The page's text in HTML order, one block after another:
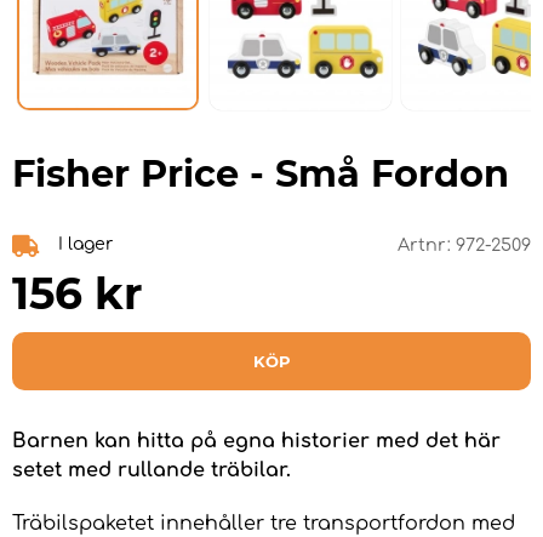
Fisher Price - Små Fordon
I lager Artnr: 972-2509
156 kr
KÖP
Barnen kan hitta på egna historier med det här
setet med rullande träbilar.
Träbilspaketet innehåller tre transportfordon med